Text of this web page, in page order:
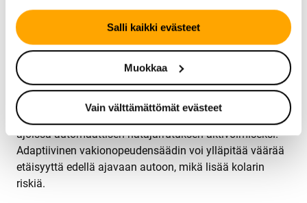
Salli kaikki evästeet
Muokkaa
Vain välttämättömät evästeet
vakavia turvallisuusriskejä ja taloudellisia seurauksia.
Järjestelmät voivat antaa vääriä varoituksia tai
pahimmassa tapauksessa jättää varoittamatta
todellisista vaaratilanteista.
Käytännössä kalibroimaton järjestelmä voi esimerkiksi
tunnistaa tiemerkinnän väärin ja ohjata autoa väärään
suuntaan, tai se ei tunnista edessä olevaa ajoneuvoa
ajoissa automaattisen hätäjarrutuksen aktivoimiseksi.
Adaptiivinen vakionopeudensäädin voi ylläpitää väärää
etäisyyttä edellä ajavaan autoon, mikä lisää kolarin
riskiä.